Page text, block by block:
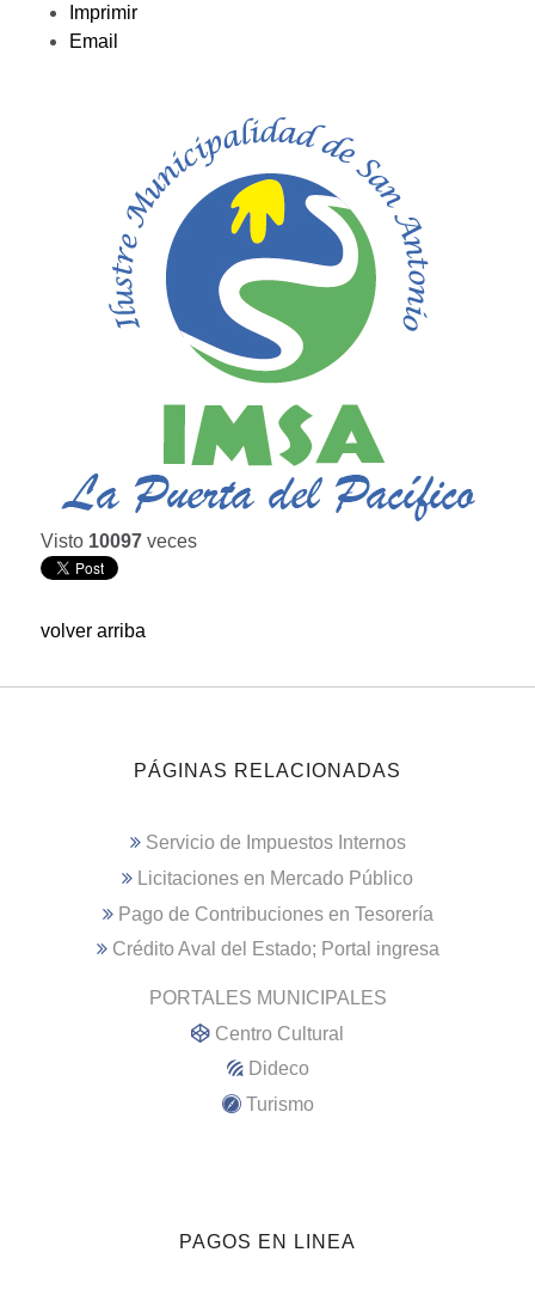
Imprimir
Email
Visto 10097 veces
volver arriba
PÁGINAS RELACIONADAS
Servicio de Impuestos Internos
Licitaciones en Mercado Público
Pago de Contribuciones en Tesorería
Crédito Aval del Estado; Portal ingresa
PORTALES MUNICIPALES
Centro Cultural
Dideco
Turismo
PAGOS EN LINEA